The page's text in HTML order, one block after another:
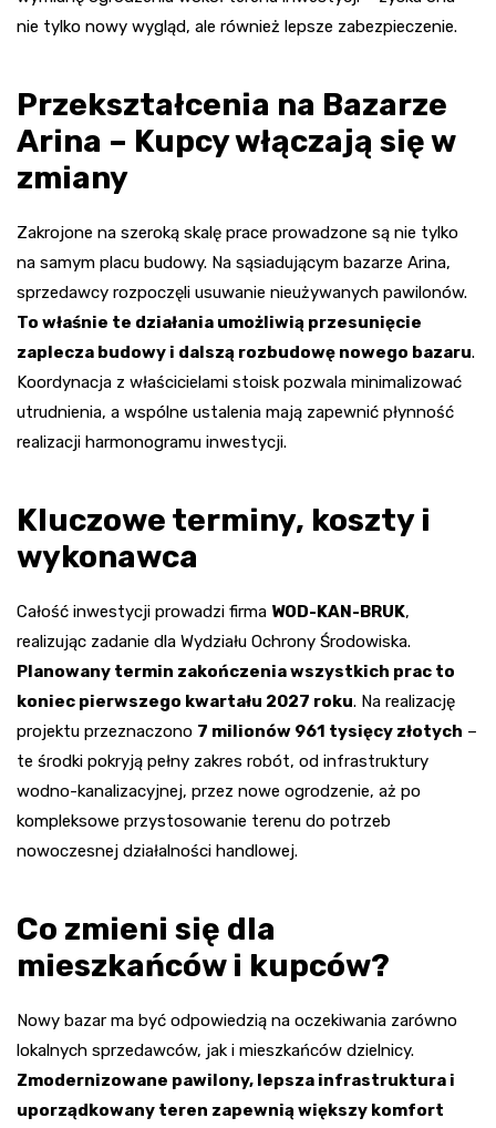
nie tylko nowy wygląd, ale również lepsze zabezpieczenie.
Przekształcenia na Bazarze
Arina – Kupcy włączają się w
zmiany
Zakrojone na szeroką skalę prace prowadzone są nie tylko
na samym placu budowy. Na sąsiadującym bazarze Arina,
sprzedawcy rozpoczęli usuwanie nieużywanych pawilonów.
To właśnie te działania umożliwią przesunięcie
zaplecza budowy i dalszą rozbudowę nowego bazaru.
Koordynacja z właścicielami stoisk pozwala minimalizować
utrudnienia, a wspólne ustalenia mają zapewnić płynność
realizacji harmonogramu inwestycji.
Kluczowe terminy, koszty i
wykonawca
Całość inwestycji prowadzi firma WOD-KAN-BRUK,
realizując zadanie dla Wydziału Ochrony Środowiska.
Planowany termin zakończenia wszystkich prac to
koniec pierwszego kwartału 2027 roku. Na realizację
projektu przeznaczono 7 milionów 961 tysięcy złotych –
te środki pokryją pełny zakres robót, od infrastruktury
wodno-kanalizacyjnej, przez nowe ogrodzenie, aż po
kompleksowe przystosowanie terenu do potrzeb
nowoczesnej działalności handlowej.
Co zmieni się dla
mieszkańców i kupców?
Nowy bazar ma być odpowiedzią na oczekiwania zarówno
lokalnych sprzedawców, jak i mieszkańców dzielnicy.
Zmodernizowane pawilony, lepsza infrastruktura i
uporządkowany teren zapewnią większy komfort